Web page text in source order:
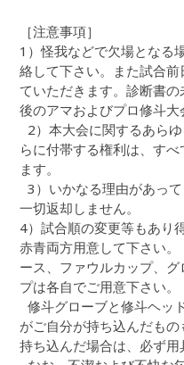
［注意事項］
1）怪我などで欠場となる
絡して下さい。また試合
ていただきます。診断書
後のアマおよびプロ修斗大
2）本大会に関するあら
らに付帯する権利は、す
ます。
3）いかなる理由があっ
一切返却しません。
4）試合順の変更等もあり
赤青両方用意して下さい
ース、ファウルカップ、
プは各自でご用意下さい。
修斗グローブと修斗ヘッ
がご自分が持ち込んだもの
持ち込んだ場合は、必ず用